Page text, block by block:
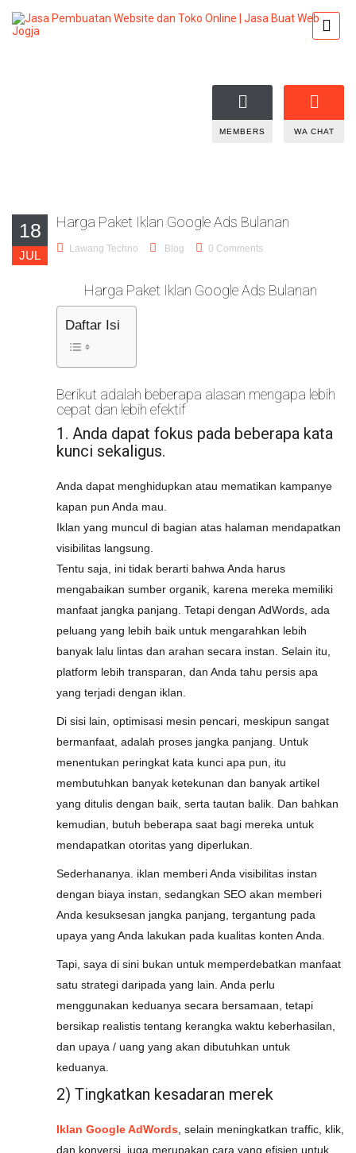
MEMBERS WA CHAT
18
JUL
Harga Paket Iklan Google Ads Bulanan
Lawang Techno Blog 0 Comments
Harga Paket Iklan Google Ads Bulanan
Daftar Isi
Berikut adalah beberapa alasan mengapa lebih
cepat dan lebih efektif
1. Anda dapat fokus pada beberapa kata
kunci sekaligus.
Anda dapat menghidupkan atau mematikan kampanye
kapan pun Anda mau.
Iklan yang muncul di bagian atas halaman mendapatkan
visibilitas langsung.
Tentu saja, ini tidak berarti bahwa Anda harus
mengabaikan sumber organik, karena mereka memiliki
manfaat jangka panjang. Tetapi dengan AdWords, ada
peluang yang lebih baik untuk mengarahkan lebih
banyak lalu lintas dan arahan secara instan. Selain itu,
platform lebih transparan, dan Anda tahu persis apa
yang terjadi dengan iklan.
Di sisi lain, optimisasi mesin pencari, meskipun sangat
bermanfaat, adalah proses jangka panjang. Untuk
menentukan peringkat kata kunci apa pun, itu
membutuhkan banyak ketekunan dan banyak artikel
yang ditulis dengan baik, serta tautan balik. Dan bahkan
kemudian, butuh beberapa saat bagi mereka untuk
mendapatkan otoritas yang diperlukan.
Sederhananya. iklan memberi Anda visibilitas instan
dengan biaya instan, sedangkan SEO akan memberi
Anda kesuksesan jangka panjang, tergantung pada
upaya yang Anda lakukan pada kualitas konten Anda.
Tapi, saya di sini bukan untuk memperdebatkan manfaat
satu strategi daripada yang lain. Anda perlu
menggunakan keduanya secara bersamaan, tetapi
bersikap realistis tentang kerangka waktu keberhasilan,
dan upaya / uang yang akan dibutuhkan untuk
keduanya.
2) Tingkatkan kesadaran merek
Iklan Google AdWords , selain meningkatkan traffic, klik,
dan konversi, juga merupakan cara yang efisien untuk